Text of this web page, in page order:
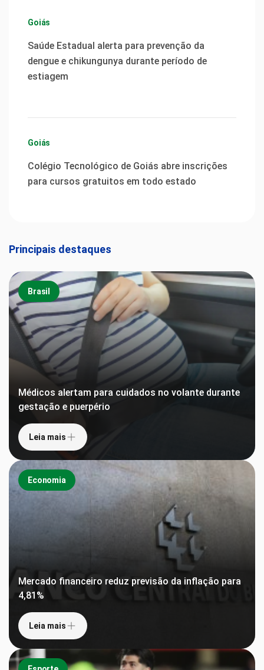
Goiás
Saúde Estadual alerta para prevenção da
dengue e chikungunya durante período de
estiagem
Goiás
Colégio Tecnológico de Goiás abre inscrições
para cursos gratuitos em todo estado
Principais destaques
Brasil
Médicos alertam para cuidados no volante durante
gestação e puerpério
Leia mais
Economia
Mercado financeiro reduz previsão da inflação para
4,81%
Leia mais